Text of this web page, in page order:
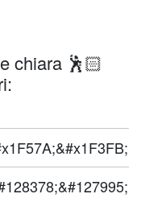
chiara 🕺🏻